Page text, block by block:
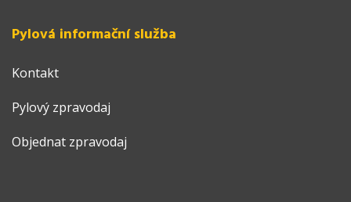
Pylová informační služba
Kontakt
Pylový zpravodaj
Objednat zpravodaj